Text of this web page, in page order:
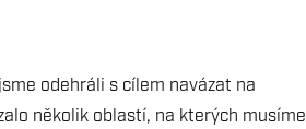
odehráli s cílem navázat na
několik oblastí, na kterých musíme